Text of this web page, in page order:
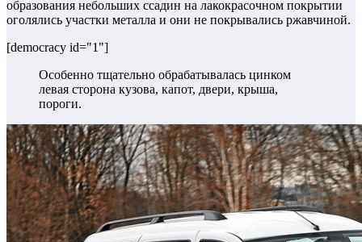
образования небольших ссадин на лакокрасочном покрытии
оголялись участки металла и они не покрывались ржавчиной.
[democracy id="1"]
Особенно тщательно обрабатывалась цинком
левая сторона кузова, капот, двери, крыша,
пороги.